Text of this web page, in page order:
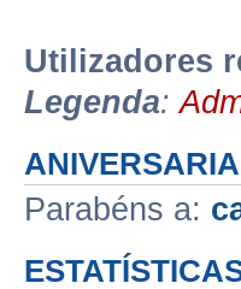
Utilizadores
Legenda:
Parabéns a: